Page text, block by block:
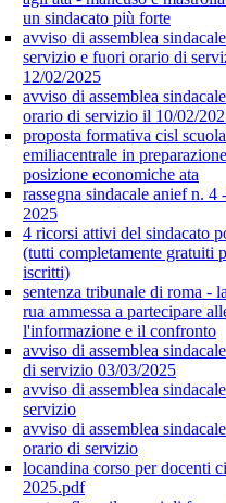
un sindacato più forte
avviso di assemblea
servizio e fuori orario di
12/02/2025
avviso di assemblea
orario di servizio il 10/02/
proposta formativa cisl scuola
emiliacentrale in
posizione economiche ata
rassegna sindacale anief n. 4
2025
4 ricorsi attivi del sindacato
(tutti completamente gratuiti
iscritti)
sentenza tribunale di roma -
rua ammessa a partecipare
l'informazione e il confronto
avviso di assemblea
di servizio 03/03/2025
avviso di assemblea
servizio
avviso di assemblea
orario di servizio
locandina corso per docenti
2025.pdf